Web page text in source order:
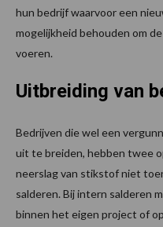
hun bedrijf waarvoor een
mogelijkheid behouden om
voeren.
Uitbreiding van
Bedrijven die wel een
uit te breiden, hebben twee
neerslag van stikstof niet
salderen. Bij intern salderen
binnen het eigen project of